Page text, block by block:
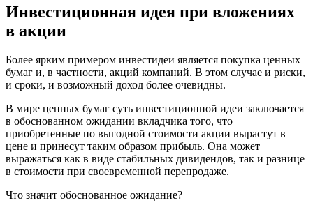
Инвестиционная идея при вложениях
в акции
Более ярким примером инвестидеи является покупка ценных
бумаг и, в частности, акций компаний. В этом случае и риски,
и сроки, и возможный доход более очевидны.
В мире ценных бумаг суть инвестиционной идеи заключается
в обоснованном ожидании вкладчика того, что
приобретенные по выгодной стоимости акции вырастут в
цене и принесут таким образом прибыль. Она может
выражаться как в виде стабильных дивидендов, так и разнице
в стоимости при своевременной перепродаже.
Что значит обоснованное ожидание?